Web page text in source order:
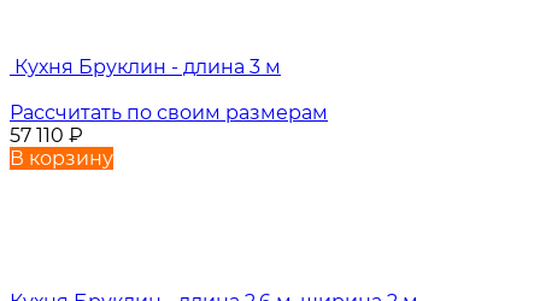
Кухня Бруклин - длина 3 м
Рассчитать по своим размерам
57 110 ₽
В корзину